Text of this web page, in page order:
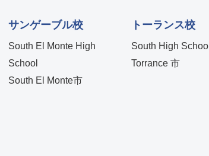
サンゲーブル校
South El Monte High
School
South El Monte市
トーランス校
South High School
Torrance 市